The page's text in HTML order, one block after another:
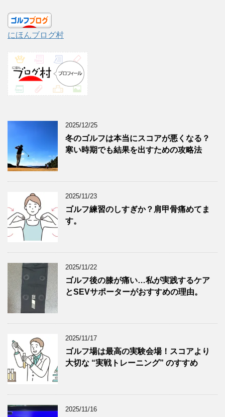
にほんブログ村
2025/12/25
冬のゴルフは本当にスコアが悪くなる？
寒い時期でも結果を出すための攻略法
2025/11/23
ゴルフ練習のしすぎか？肩甲骨痛めてま
す。
2025/11/22
ゴルフ後の膝が痛い…私が実践するケア
とSEVサポーターがおすすめの理由。
2025/11/17
ゴルフ場は最高の実験会場！スコアより
大切な “実戦トレーニング” のすすめ
2025/11/16